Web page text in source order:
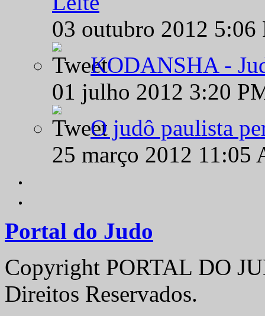
03 outubro 2012
KODANSHA -
01 julho 2012 3:20
O judô paulista
25 março 2012
Portal do Judo
Copyright PORTAL DO
Direitos Reservados.